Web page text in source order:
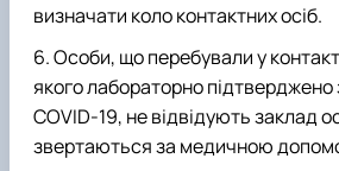
визначати коло контактних осіб.
Особи, що перебували у
якого лабораторно
COVID-19, не відвідують заклад
звертаються за медичною